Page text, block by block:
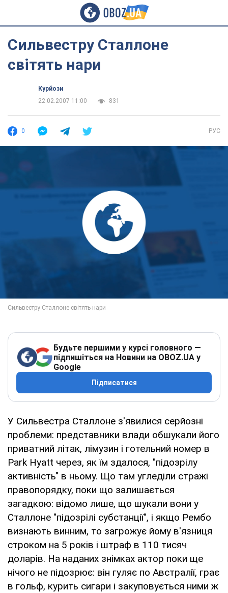
Сильвестру Сталлоне
світять нари
Курйози
22.02.2007 11:00
831
0 РУС
Будьте першими у курсі головного —
підпишіться на Новини на OBOZ.UA у
Google
Підписатися
У Сильвестра Сталлоне з'явилися серйозні
проблеми: представники влади обшукали його
приватний літак, лімузин і готельний номер в
Park Hyatt через, як їм здалося, "підозрілу
активність" в ньому. Що там угледіли стражі
правопорядку, поки що залишається
загадкою: відомо лише, що шукали вони у
Сталлоне "підозрілі субстанції", і якщо Рембо
визнають винним, то загрожує йому в'язниця
строком на 5 років і штраф в 110 тисяч
доларів. На наданих знімках актор поки ще
нічого не підозрює: він гуляє по Австралії, грає
в гольф, курить сигари і закуповується ними ж